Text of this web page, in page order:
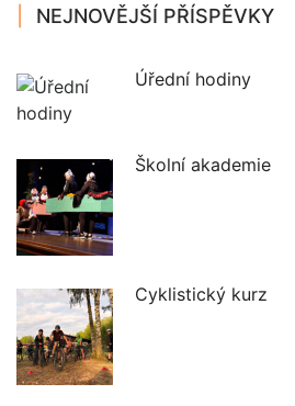
NEJNOVĚJŠÍ PŘÍSPĚVKY
Úřední hodiny
Školní akademie
Cyklistický kurz